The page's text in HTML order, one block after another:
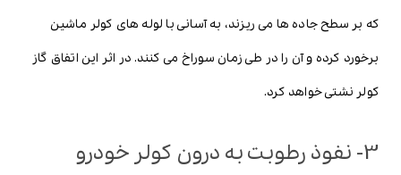
که بر سطح جاده ها می ریزند، به آسانی با لوله های کولر ماشین
برخورد کرده و آن را در طی زمان سوراخ می کنند. در اثر این اتفاق گاز
کولر نشتی خواهد کرد.
3- نفوذ رطوبت به درون کولر خودرو